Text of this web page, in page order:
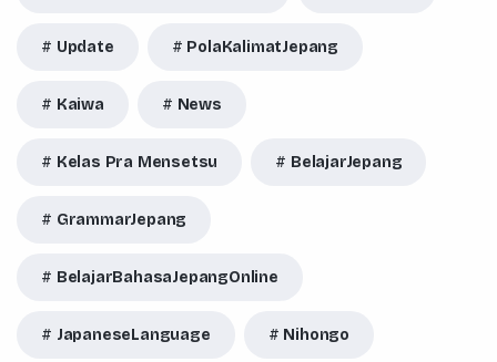
Update PolaKalimatJepang
Kaiwa News
Kelas Pra Mensetsu BelajarJepang
GrammarJepang
BelajarBahasaJepangOnline
JapaneseLanguage Nihongo